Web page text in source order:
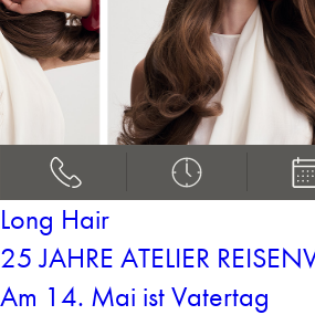
Long Hair
25 JAHRE ATELIER
Am 14. Mai ist Vatertag